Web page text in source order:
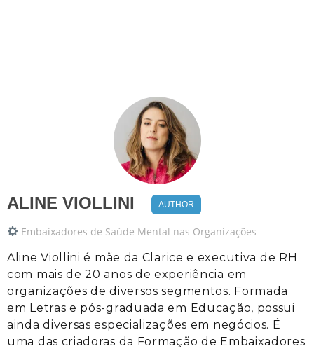
ALINE VIOLLINI AUTHOR
Embaixadores de Saúde Mental nas Organizações
Aline Viollini é mãe da Clarice e executiva de RH
com mais de 20 anos de experiência em
organizações de diversos segmentos. Formada
em Letras e pós-graduada em Educação, possui
ainda diversas especializações em negócios. É
uma das criadoras da Formação de Embaixadores